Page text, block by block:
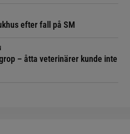
efter fall på SM
– åtta veterinärer kunde inte